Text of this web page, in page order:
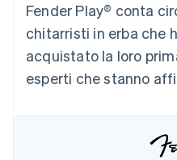
Connections
Conti finanziari
Altro
Scopri cosa ti aspetta
profit
Servizi
Pubblica
Esempi di
Blog per
Stato
Fender Play® conta
chitarristi in erba che
acquistato la loro
esperti che stanno